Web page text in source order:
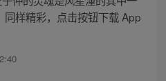
样精彩，点击按钮下载 App